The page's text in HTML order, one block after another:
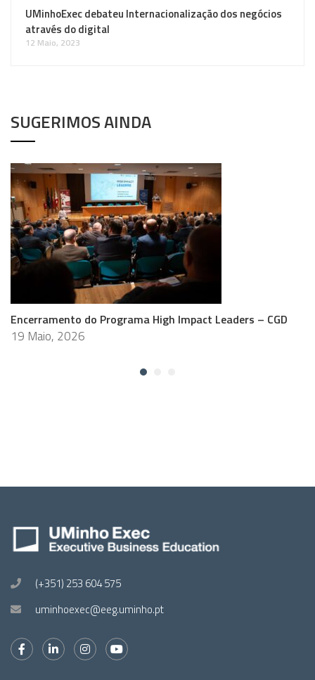
UMinhoExec debateu Internacionalização dos negócios
através do digital
12 Maio, 2023
SUGERIMOS AINDA
Encerramento do Programa High Impact Leaders – CGD
19 Maio, 2026
(+351) 253 604 575
uminhoexec@eeg.uminho.pt